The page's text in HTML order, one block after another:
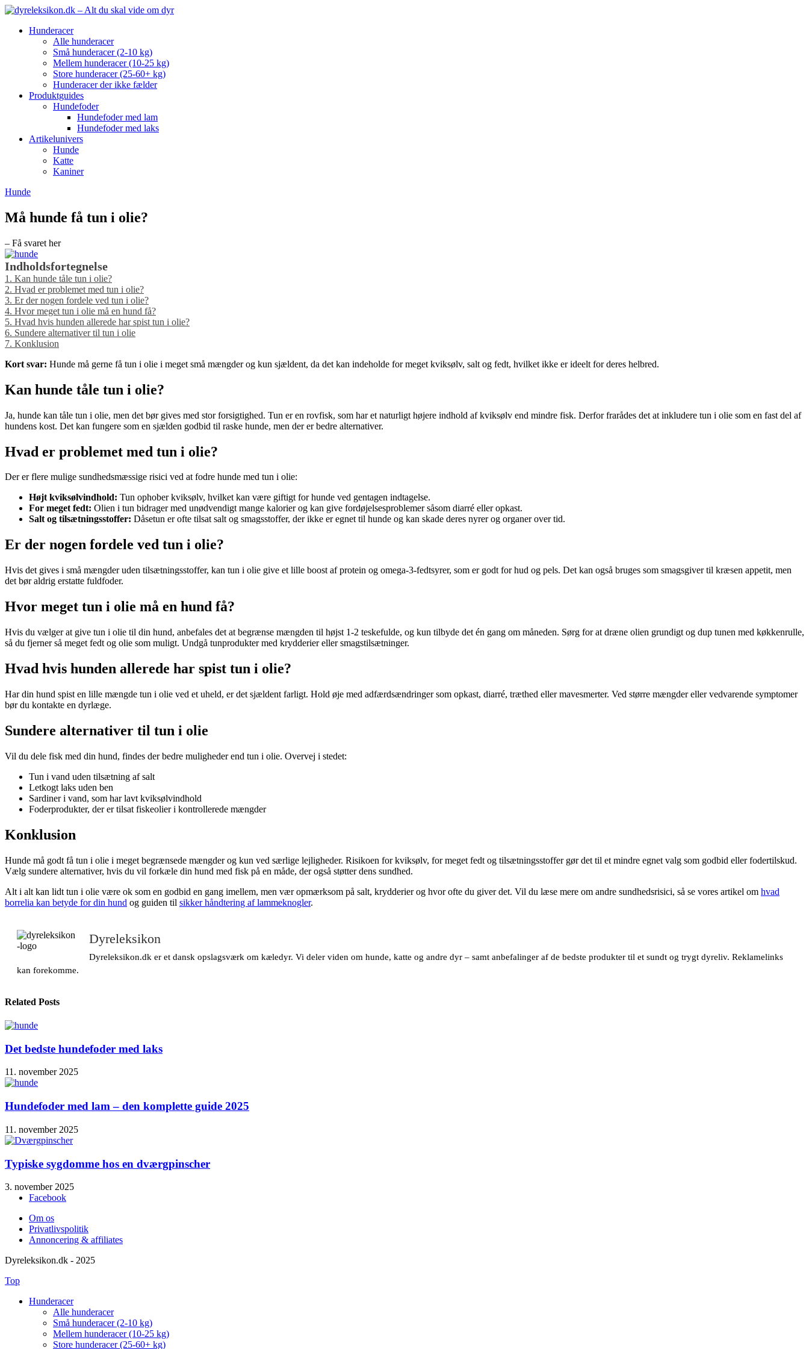
Hunderacer
Alle hunderacer
Små hunderacer (2-10 kg)
Mellem hunderacer (10-25 kg)
Store hunderacer (25-60+ kg)
Hunderacer der ikke fælder
Produktguides
Hundefoder
Hundefoder med lam
Hundefoder med laks
Artikelunivers
Hunde
Katte
Kaniner
Hunde
Må hunde få tun i olie?
– Få svaret her
Indholdsfortegnelse
1. Kan hunde tåle tun i olie?
2. Hvad er problemet med tun i olie?
3. Er der nogen fordele ved tun i olie?
4. Hvor meget tun i olie må en hund få?
5. Hvad hvis hunden allerede har spist tun i olie?
6. Sundere alternativer til tun i olie
7. Konklusion
Kort svar: Hunde må gerne få tun i olie i meget små mængder og kun sjældent, da det kan indeholde for meget kviksølv, salt og fedt, hvilket ikke er ideelt for deres helbred.
Kan hunde tåle tun i olie?
Ja, hunde kan tåle tun i olie, men det bør gives med stor forsigtighed. Tun er en rovfisk, som har et naturligt højere indhold af kviksølv end mindre fisk. Derfor frarådes det at inkludere tun i olie som en fast del af
hundens kost. Det kan fungere som en sjælden godbid til raske hunde, men der er bedre alternativer.
Hvad er problemet med tun i olie?
Der er flere mulige sundhedsmæssige risici ved at fodre hunde med tun i olie:
Højt kviksølvindhold: Tun ophober kviksølv, hvilket kan være giftigt for hunde ved gentagen indtagelse.
For meget fedt: Olien i tun bidrager med unødvendigt mange kalorier og kan give fordøjelsesproblemer såsom diarré eller opkast.
Salt og tilsætningsstoffer: Dåsetun er ofte tilsat salt og smagsstoffer, der ikke er egnet til hunde og kan skade deres nyrer og organer over tid.
Er der nogen fordele ved tun i olie?
Hvis det gives i små mængder uden tilsætningsstoffer, kan tun i olie give et lille boost af protein og omega-3-fedtsyrer, som er godt for hud og pels. Det kan også bruges som smagsgiver til kræsen appetit, men
det bør aldrig erstatte fuldfoder.
Hvor meget tun i olie må en hund få?
Hvis du vælger at give tun i olie til din hund, anbefales det at begrænse mængden til højst 1-2 teskefulde, og kun tilbyde det én gang om måneden. Sørg for at dræne olien grundigt og dup tunen med køkkenrulle,
så du fjerner så meget fedt og olie som muligt. Undgå tunprodukter med krydderier eller smagstilsætninger.
Hvad hvis hunden allerede har spist tun i olie?
Har din hund spist en lille mængde tun i olie ved et uheld, er det sjældent farligt. Hold øje med adfærdsændringer som opkast, diarré, træthed eller mavesmerter. Ved større mængder eller vedvarende symptomer
bør du kontakte en dyrlæge.
Sundere alternativer til tun i olie
Vil du dele fisk med din hund, findes der bedre muligheder end tun i olie. Overvej i stedet:
Tun i vand uden tilsætning af salt
Letkogt laks uden ben
Sardiner i vand, som har lavt kviksølvindhold
Foderprodukter, der er tilsat fiskeolier i kontrollerede mængder
Konklusion
Hunde må godt få tun i olie i meget begrænsede mængder og kun ved særlige lejligheder. Risikoen for kviksølv, for meget fedt og tilsætningsstoffer gør det til et mindre egnet valg som godbid eller fodertilskud.
Vælg sundere alternativer, hvis du vil forkæle din hund med fisk på en måde, der også støtter dens sundhed.
Alt i alt kan lidt tun i olie være ok som en godbid en gang imellem, men vær opmærksom på salt, krydderier og hvor ofte du giver det. Vil du læse mere om andre sundhedsrisici, så se vores artikel om hvad
borrelia kan betyde for din hund og guiden til sikker håndtering af lammeknogler.
Dyreleksikon
Dyreleksikon.dk er et dansk opslagsværk om kæledyr. Vi deler viden om hunde, katte og andre dyr – samt anbefalinger af de bedste produkter til et sundt og trygt dyreliv. Reklamelinks
kan forekomme.
Related Posts
Det bedste hundefoder med laks
11. november 2025
Hundefoder med lam – den komplette guide 2025
11. november 2025
Typiske sygdomme hos en dværgpinscher
3. november 2025
Facebook
Om os
Privatlivspolitik
Annoncering & affiliates
Dyreleksikon.dk - 2025
Top
Hunderacer
Alle hunderacer
Små hunderacer (2-10 kg)
Mellem hunderacer (10-25 kg)
Store hunderacer (25-60+ kg)